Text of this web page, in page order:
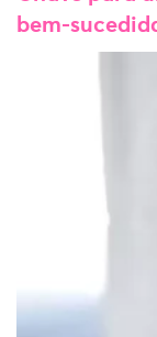
bem-